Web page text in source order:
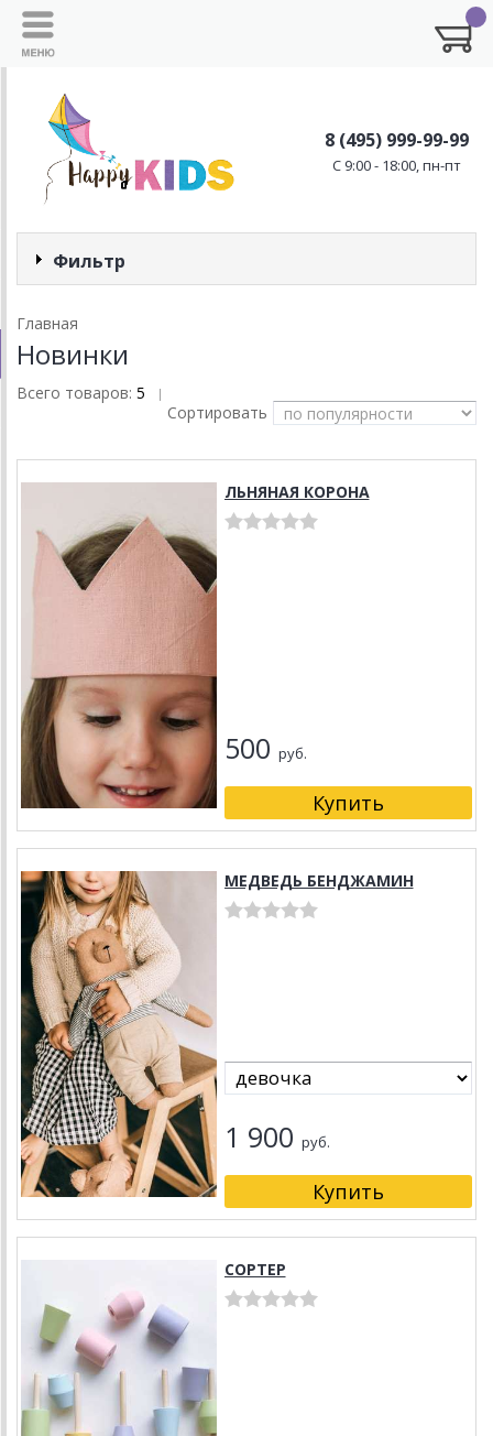
8 (495) 999-99-99
C 9:00 - 18:00, пн-пт
Фильтр
Главная
Новинки
Всего товаров: 5 |
Сортировать
ЛЬНЯНАЯ КОРОНА
500 руб.
МЕДВЕДЬ БЕНДЖАМИН
1 900 руб.
СОРТЕР